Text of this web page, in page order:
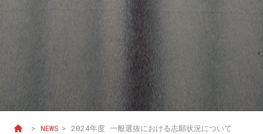
> NEWS > 2024年度 一般選抜における志願状況について